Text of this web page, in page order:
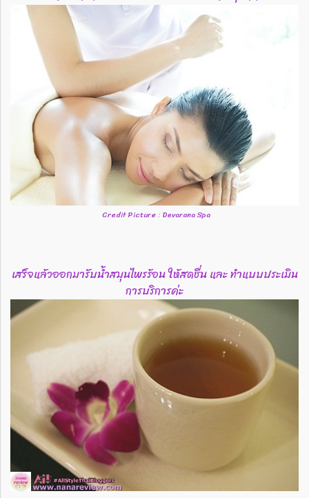
Credit Picture : Devarana Spa
เสร็จแล้วออกมารับน้ำสมุนไพรร้อน ให้สดชื่น และ ทำแบบประเมิน
การบริการค่ะ